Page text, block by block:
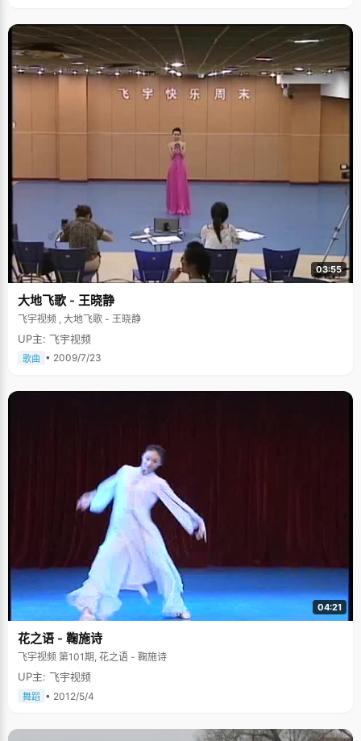
03:55
大地飞歌 - 王晓静
飞宇视频 , 大地飞歌 - 王晓静
UP主: 飞宇视频
歌曲 • 2009/7/23
04:21
花之语 - 鞠施诗
飞宇视频 第101期, 花之语 - 鞠施诗
UP主: 飞宇视频
舞蹈 • 2012/5/4